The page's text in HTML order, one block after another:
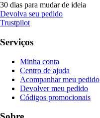
30 dias para mudar de ideia
Devolva seu pedido
Trustpilot
Serviços
Minha conta
Centro de ajuda
Acompanhar meu pedido
Devolver meu pedido
Códigos promocionais